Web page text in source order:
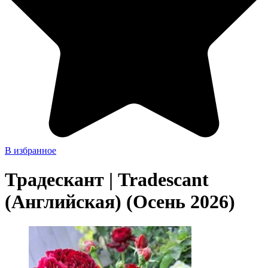
В избранное
Традескант | Tradescant
(Английская) (Осень 2026)